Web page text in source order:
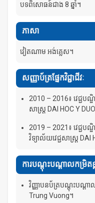
បទពិសោធន៍ជាង 8 ឆ្នាំ។
ភាសា
វៀតណាម អង់គ្លេស។
សញ្ញាប័ត្រផ្នែកវិជ្ជាជីវៈ
2010 – 2016៖ វេជ្ជបណ្
សាស្រ្ត DAI HOC Y
2019 – 2021៖ វេជ្ជប
វិទ្យាល័យវេជ្ជសាស្រ្ត
ការបណ្តុះបណ្តាលកម្រិត
វិញ្ញាបនប័ត្របណ្តុះបណ្តា
Trung Vuong។